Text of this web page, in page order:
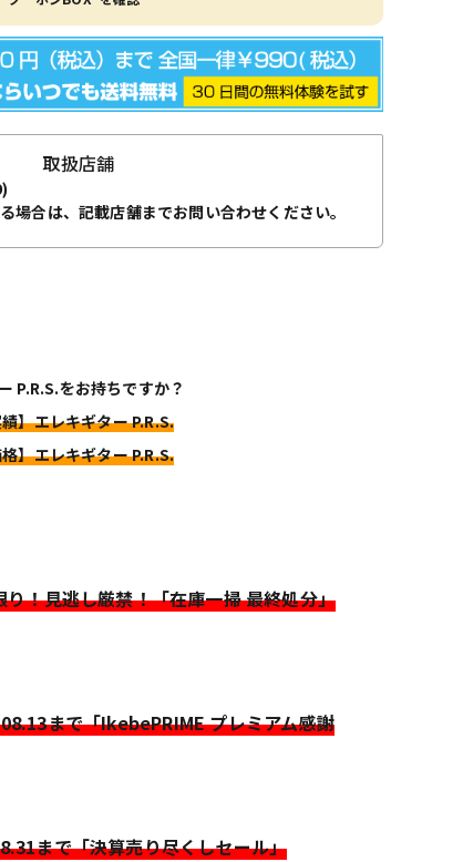
取扱店舗
場合は、記載店舗までお問い合わせください。
P.R.S.をお持ちですか？
】エレキギター P.R.S.
】エレキギター P.R.S.
！見逃し厳禁！「在庫一掃 最終処分」
まで「IkebePRIME プレミアム感謝
まで「決算売り尽くしセール」